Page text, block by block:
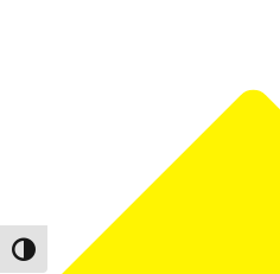
Umschalten auf hohe Kontraste